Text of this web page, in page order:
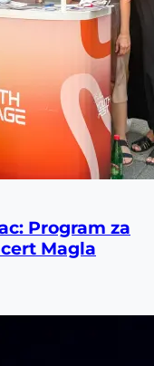
Program za
Magla